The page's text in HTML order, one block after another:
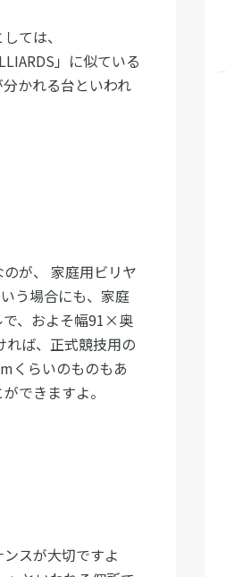
ては、
」に似ている
かれる台といわれ
が、 家庭用ビリヤ
う場合にも、家庭
で、およそ幅91×奥
ば、正式競技用の
くらいのものもあ
できますよ。
スが大切ですよ